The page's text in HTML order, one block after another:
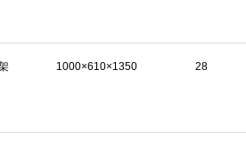
1000×610×1350 28